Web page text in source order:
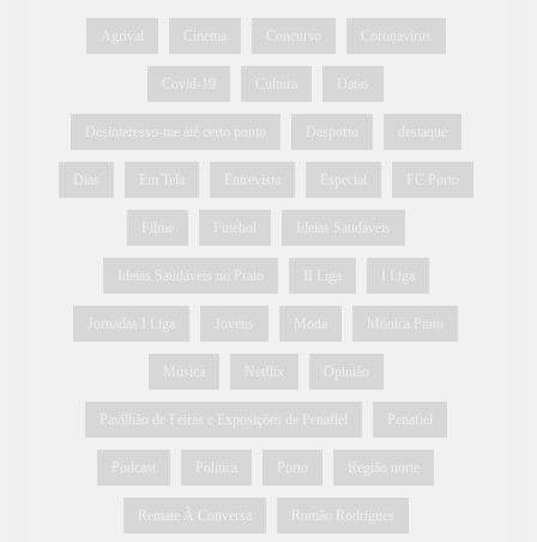
Agrival Cinema Concurso Coronavírus
Covid-19 Cultura Datas
Desinteresso-me até certo ponto Desporto destaque
Dias Em Tela Entrevista Especial FC Porto
Filme Futebol Ideias Saudáveis
Ideias Saudáveis no Prato II Liga I Liga
Jornadas I Liga Jovens Moda Mónica Pinto
Música Netflix Opinião
Pavilhão de Feiras e Exposições de Penafiel Penafiel
Podcast Política Porto Região norte
Remate À Conversa Romão Rodrigues